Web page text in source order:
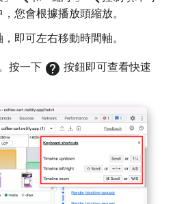
您會根據播放頭縮放。
即可左右移動時間軸。
按一下 help 按鈕即可查看快速